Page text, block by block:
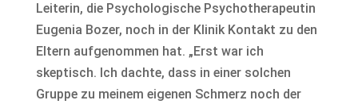
Leiterin, die Psychologische Psychotherapeutin
Eugenia Bozer, noch in der Klinik Kontakt zu den
Eltern aufgenommen hat. „Erst war ich
skeptisch. Ich dachte, dass in einer solchen
Gruppe zu meinem eigenen Schmerz noch der